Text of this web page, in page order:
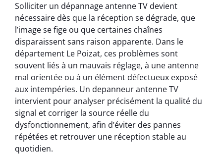
Solliciter un dépannage antenne TV devient
nécessaire dès que la réception se dégrade, que
l’image se fige ou que certaines chaînes
disparaissent sans raison apparente. Dans le
département Le Poizat, ces problèmes sont
souvent liés à un mauvais réglage, à une antenne
mal orientée ou à un élément défectueux exposé
aux intempéries. Un depanneur antenne TV
intervient pour analyser précisément la qualité du
signal et corriger la source réelle du
dysfonctionnement, afin d’éviter des pannes
répétées et retrouver une réception stable au
quotidien.